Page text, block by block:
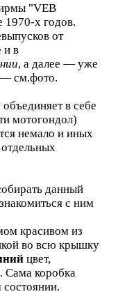
"VEB
1970-х годов.
от
и в
, а далее — уже
см.фото.
объединяет в себе
мотогондол)
немало и иных
данный
с ним
красивом из
во всю крышку
цвет,
коробка